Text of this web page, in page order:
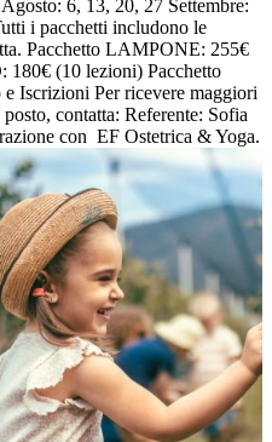
6, 13, 20, 27 Settembre:
i pacchetti includono le
Pacchetto LAMPONE: 255€
(10 lezioni) Pacchetto
Iscrizioni Per ricevere maggiori
contatta: Referente: Sofia
con EF Ostetrica & Yoga.